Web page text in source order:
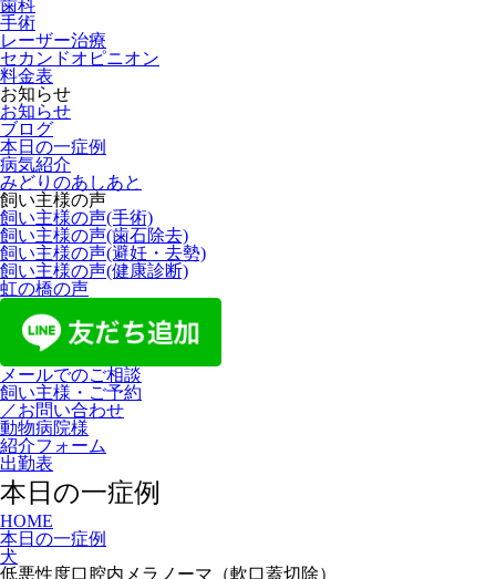
歯科
手術
レーザー治療
セカンドオピニオン
料金表
お知らせ
お知らせ
ブログ
本日の一症例
病気紹介
みどりのあしあと
飼い主様の声
飼い主様の声(手術)
飼い主様の声(歯石除去)
飼い主様の声(避妊・去勢)
飼い主様の声(健康診断)
虹の橋の声
メールでのご相談
飼い主様・ご予約
／お問い合わせ
動物病院様
紹介フォーム
出勤表
本日の一症例
HOME
本日の一症例
犬
低悪性度口腔内メラノーマ（軟口蓋切除）